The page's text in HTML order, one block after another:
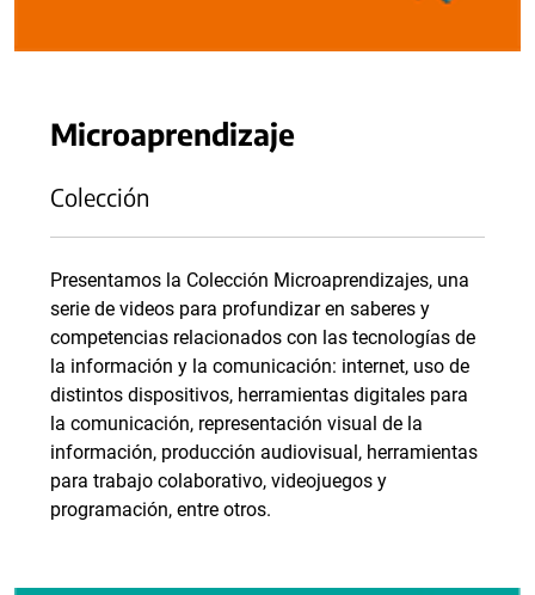
Microaprendizaje
Colección
Presentamos la Colección Microaprendizajes, una
serie de videos para profundizar en saberes y
competencias relacionados con las tecnologías de
la información y la comunicación: internet, uso de
distintos dispositivos, herramientas digitales para
la comunicación, representación visual de la
información, producción audiovisual, herramientas
para trabajo colaborativo, videojuegos y
programación, entre otros.